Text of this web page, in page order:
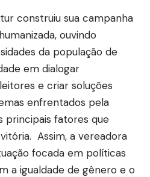
construiu sua campanha
ouvindo
da população de
em dialogar
e criar soluções
enfrentados pela
principais fatores que
Assim, a vereadora
focada em políticas
a igualdade de gênero e o